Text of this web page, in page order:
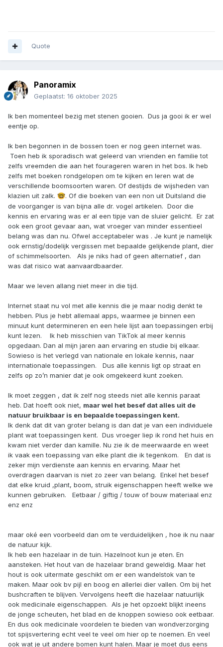
Quote
Panoramix
Geplaatst: 16 oktober 2025
Ik ben momenteel bezig met stenen gooien. Dus ja gooi ik er wel
eentje op.
Ik ben begonnen in de bossen toen er nog geen internet was.
Toen heb ik sporadisch wat geleerd van vrienden en familie tot
zelfs vreemden die aan het fourageren waren in het bos. Ik heb
zelfs met boeken rondgelopen om te kijken en leren wat de
verschillende boomsoorten waren. Of destijds de wijsheden van
klazien uit zalk. 🤓. Of die boeken van een non uit Duitsland die
de voorganger is van bijna alle dr. vogel artikelen. Door die
kennis en ervaring was er al een tipje van de sluier gelicht. Er zat
ook een groot gevaar aan, wat vroeger van minder essentieel
belang was dan nu. Ofwel acceptabeler was . Je kunt je namelijk
ook ernstig/dodelijk vergissen met bepaalde gelijkende plant, dier
of schimmelsoorten. Als je niks had of geen alternatief , dan
was dat risico wat aanvaardbaarder.
Maar we leven allang niet meer in die tijd.
Internet staat nu vol met alle kennis die je maar nodig denkt te
hebben. Plus je hebt allemaal apps, waarmee je binnen een
minuut kunt determineren en een hele lijst aan toepassingen erbij
kunt lezen. Ik heb misschien van TikTok al meer kennis
opgedaan. Dan al mijn jaren aan ervaring en studie bij elkaar.
Sowieso is het verlegd van nationale en lokale kennis, naar
internationale toepassingen. Dus alle kennis ligt op straat en
zelfs op zo’n manier dat je ook omgekeerd kunt zoeken.
Ik moet zeggen , dat ik zelf nog steeds niet alle kennis paraat
heb. Dat hoeft ook niet, maar wel het besef dat alles uit de
natuur bruikbaar is en bepaalde toepassingen kent.
Ik denk dat dit van groter belang is dan dat je van een individuele
plant wat toepassingen kent. Dus vroeger liep ik rond het huis en
kwam niet verder dan kamille. Nu zie ik de meerwaarde en weet
ik vaak een toepassing van elke plant die ik tegenkom. En dat is
zeker mijn verdienste aan kennis en ervaring. Maar het
overdragen daarvan is niet zo zeer van belang. Enkel het besef
dat elke kruid ,plant, boom, struik eigenschappen heeft welke we
kunnen gebruiken. Eetbaar / giftig / touw of bouw materiaal enz
enz enz
maar oké een voorbeeld dan om te verduidelijken , hoe ik nu naar
de natuur kijk.
Ik heb een hazelaar in de tuin. Hazelnoot kun je eten. En
aansteken. Het hout van de hazelaar brand geweldig. Maar het
hout is ook uitermate geschikt om er een wandelstok van te
maken. Maar ook bv pijl en boog en allerlei dier vallen. Om bij het
bushcraften te blijven. Vervolgens heeft die hazelaar natuurlijk
ook medicinale eigenschappen. Als je het opzoekt blijkt ineens
de jonge scheuten, het blad en de knoppen sowieso ook eetbaar.
En dus ook medicinale voordelen te bieden van wondverzorging
tot spijsvertering echt veel te veel om hier op te noemen. En veel
ook wat je uit andere bomen kunt halen. Maar je moet dus eens